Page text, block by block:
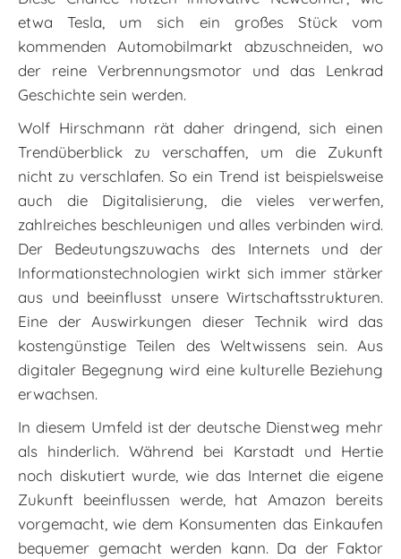
etwa Tesla, um sich ein großes Stück vom
kommenden Automobilmarkt abzuschneiden, wo
der reine Verbrennungsmotor und das Lenkrad
Geschichte sein werden.
Wolf Hirschmann rät daher dringend, sich einen
Trendüberblick zu verschaffen, um die Zukunft
nicht zu verschlafen. So ein Trend ist beispielsweise
auch die Digitalisierung, die vieles verwerfen,
zahlreiches beschleunigen und alles verbinden wird.
Der Bedeutungszuwachs des Internets und der
Informationstechnologien wirkt sich immer stärker
aus und beeinflusst unsere Wirtschaftsstrukturen.
Eine der Auswirkungen dieser Technik wird das
kostengünstige Teilen des Weltwissens sein. Aus
digitaler Begegnung wird eine kulturelle Beziehung
erwachsen.
In diesem Umfeld ist der deutsche Dienstweg mehr
als hinderlich. Während bei Karstadt und Hertie
noch diskutiert wurde, wie das Internet die eigene
Zukunft beeinflussen werde, hat Amazon bereits
vorgemacht, wie dem Konsumenten das Einkaufen
bequemer gemacht werden kann. Da der Faktor